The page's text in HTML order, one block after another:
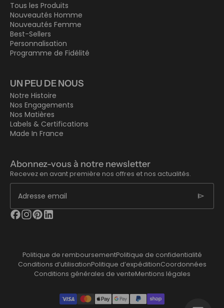
Tous les Produits
Nouveautés Homme
Nouveautés Femme
Best-Sellers
Personnalisation
Programme de Fidélité
UN PEU DE NOUS
Notre Histoire
Nos Engagements
Nos Matières
Labels & Certifications
Made In France
Adresse email send
Recevez en avant première nos offres et nos actualités.
Abonnez-vous à notre newsletter
Politique de remboursementPolitique de confidentialité
Conditions d’utilisationPolitique d’expéditionCoordonnées
Conditions générales de venteMentions légales